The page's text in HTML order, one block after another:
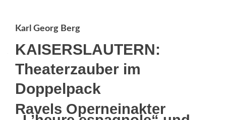
Karl Georg Berg
KAISERSLAUTERN:
Theaterzauber im
Doppelpack
Ravels Operneinakter